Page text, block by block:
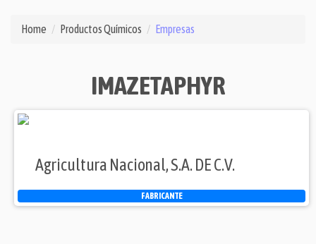
Home Productos Químicos Empresas
IMAZETAPHYR
Agricultura Nacional, S.A. DE C.V.
FABRICANTE